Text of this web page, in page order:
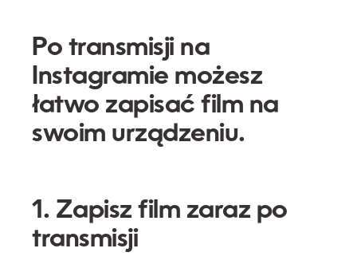
Po transmisji na
Instagramie możesz
łatwo zapisać film na
swoim urządzeniu.
1. Zapisz film zaraz po
transmisji